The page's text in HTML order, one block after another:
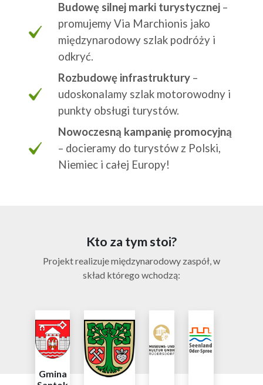
Budowę silnej marki turystycznej –
promujemy Via Marchionis jako
międzynarodowy szlak podróży i
odkryć.
Rozbudowę infrastruktury –
udoskonalamy szlak motorowodny i
punkty obsługi turystów.
Nowoczesną kampanię promocyjną
– docieramy do turystów z Polski,
Niemiec i całej Europy!
Kto za tym stoi?
Projekt realizuje międzynarodowy zaspół, w
skład którego wchodzą:
Gmina